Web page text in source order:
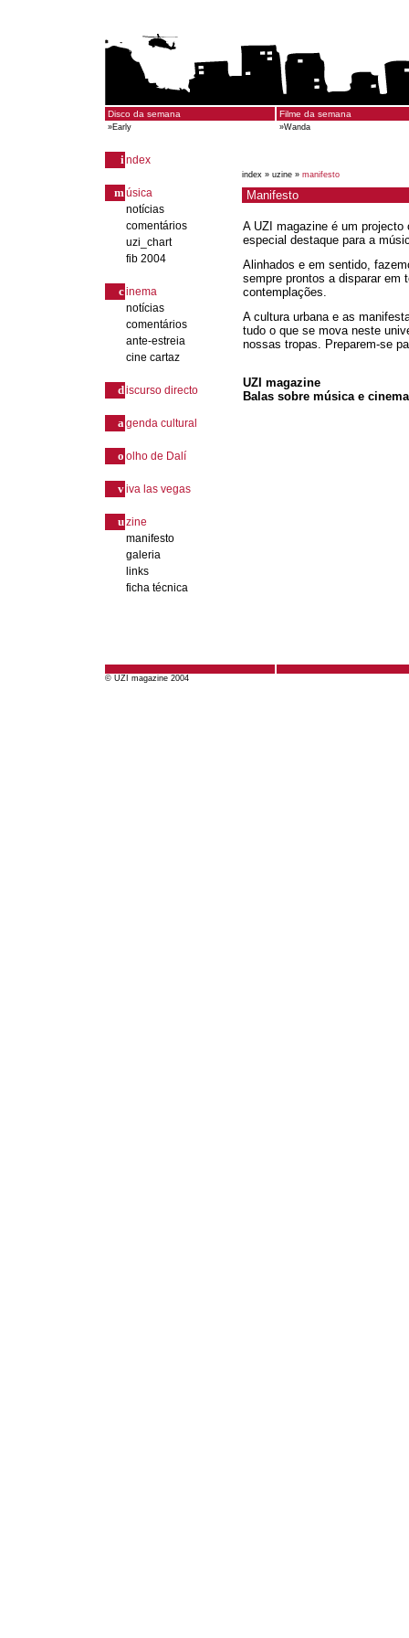
Disco da semana Filme da semana
»Early »Wanda
index
música
notícias
comentários
uzi_chart
fib 2004
cinema
notícias
comentários
ante-estreia
cine cartaz
discurso directo
agenda cultural
o olho de Dalí
viva las vegas
uzine
manifesto
galeria
links
ficha técnica
index » uzine » manifesto
Manifesto
A UZI magazine é um
especial destaque para a
Alinhados e em sentido,
sempre prontos a disparar em
contemplações.
A cultura urbana e as
tudo o que se mova neste
nossas tropas. Preparem-se
UZI magazine
Balas sobre música e
© UZI magazine 2004